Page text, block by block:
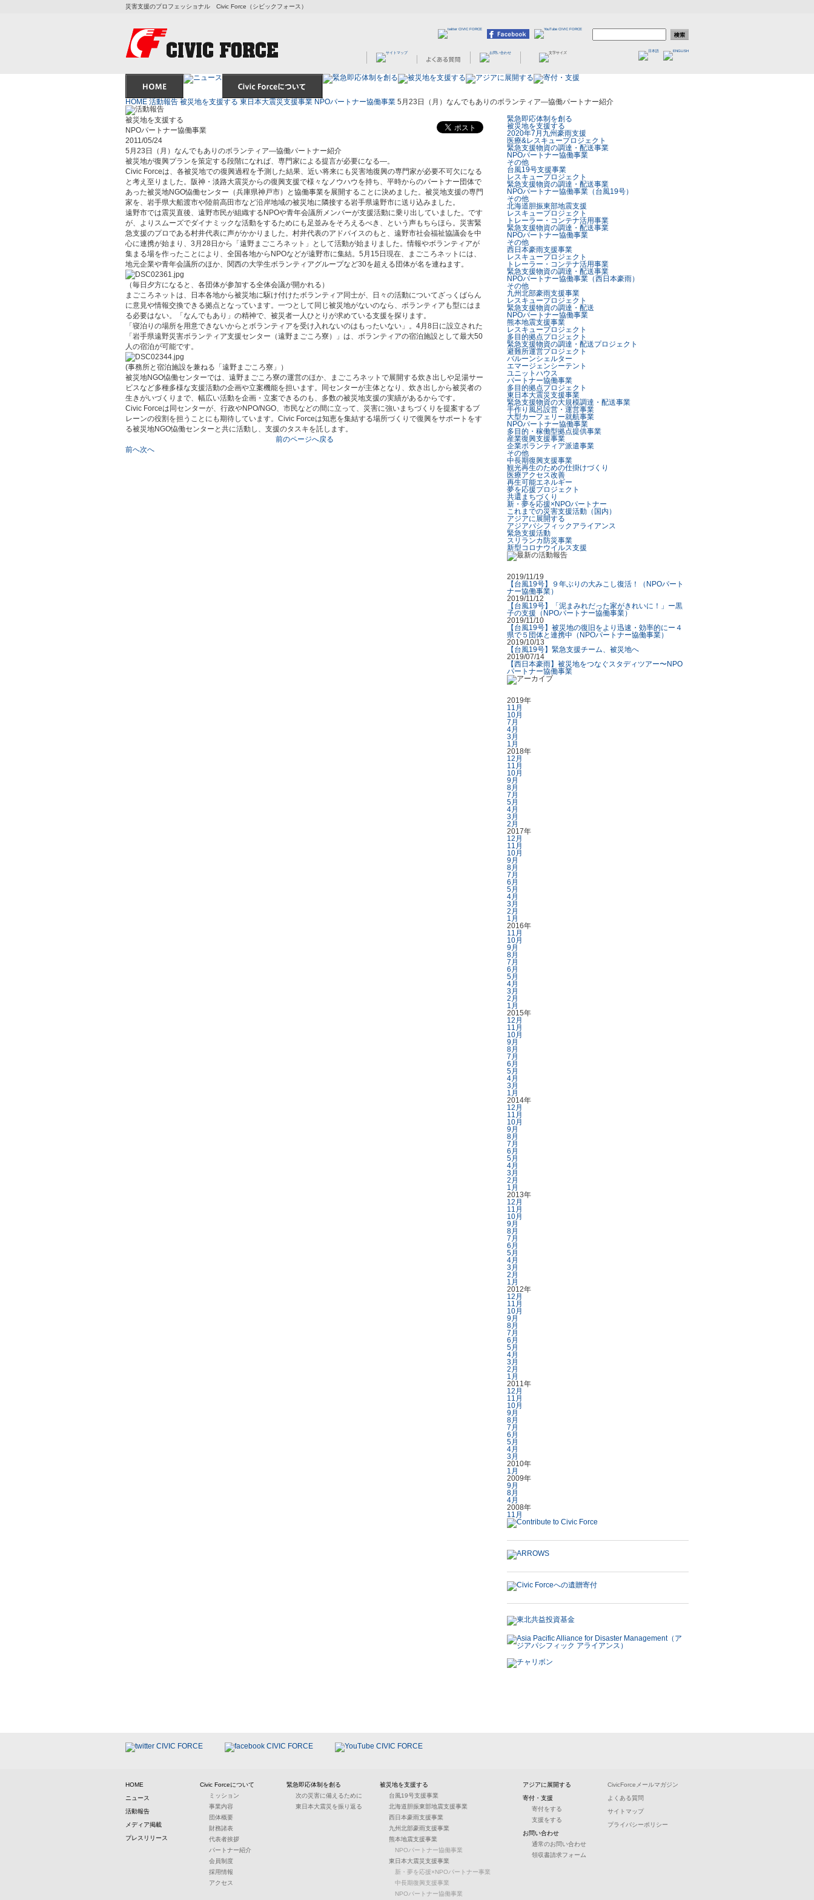
災害支援のプロフェッショナル Civic Force（シビックフォース）
HOME 活動報告 被災地を支援する 東日本大震災支援事業 NPOパートナー協働事業 5月23日（月）なんでもありのボランティア―協働パートナー紹介
被災地を支援する
NPOパートナー協働事業
2011/05/24
5月23日（月）なんでもありのボランティア―協働パートナー紹介
被災地が復興プランを策定する段階になれば、専門家による提言が必要になる―。
Civic Forceは、各被災地での復興過程を予測した結果、近い将来にも災害地復興の専門家が必要不可欠になる
と考え至りました。阪神・淡路大震災からの復興支援で様々なノウハウを持ち、平時からのパートナー団体で
あった被災地NGO恊働センター（兵庫県神戸市）と協働事業を展開することに決めました。被災地支援の専門
家を、岩手県大船渡市や陸前高田市など沿岸地域の被災地に隣接する岩手県遠野市に送り込みました。
遠野市では震災直後、遠野市民が組織するNPOや青年会議所メンバーが支援活動に乗り出していました。です
が、よりスムーズでダイナミックな活動をするためにも足並みをそろえるべき、という声もちらほら。災害緊
急支援のプロである村井代表に声がかかりました。村井代表のアドバイスのもと、遠野市社会福祉協議会を中
心に連携が始まり、3月28日から「遠野まごころネット」として活動が始まりました。情報やボランティアが
集まる場を作ったことにより、全国各地からNPOなどが遠野市に集結。5月15日現在、まごころネットには、
地元企業や青年会議所のほか、関西の大学生ボランティアグループなど30を超える団体が名を連ねます。
（毎日夕方になると、各団体が参加する全体会議が開かれる）
まごころネットは、日本各地から被災地に駆け付けたボランティア同士が、日々の活動についてざっくばらん
に意見や情報交換できる拠点となっています。一つとして同じ被災地がないのなら、ボランティアも型にはま
る必要はない。「なんでもあり」の精神で、被災者一人ひとりが求めている支援を探ります。
「寝泊りの場所を用意できないからとボランティアを受け入れないのはもったいない」。4月8日に設立された
「岩手県遠野災害ボランティア支援センター（遠野まごころ寮）」は、ボランティアの宿泊施設として最大50
人の宿泊が可能です。
(事務所と宿泊施設を兼ねる「遠野まごころ寮」）
被災地NGO恊働センターでは、遠野まごころ寮の運営のほか、まごころネットで展開する炊き出しや足湯サー
ビスなど多種多様な支援活動の企画や立案機能を担います。同センターが主体となり、炊き出しから被災者の
生きがいづくりまで、幅広い活動を企画・立案できるのも、多数の被災地支援の実績があるからです。
Civic Forceは同センターが、行政やNPO/NGO、市民などの間に立って、災害に強いまちづくりを提案するブ
レーンの役割を担うことにも期待しています。Civic Forceは知恵を集結する場所づくりで復興をサポートをす
る被災地NGO恊働センターと共に活動し、支援のタスキを託します。
前のページへ戻る
前へ次へ
緊急即応体制を創る
被災地を支援する
2020年7月九州豪雨支援
医療&レスキュープロジェクト
緊急支援物資の調達・配送事業
NPOパートナー協働事業
その他
台風19号支援事業
レスキュープロジェクト
緊急支援物資の調達・配送事業
NPOパートナー協働事業（台風19号）
その他
北海道胆振東部地震支援
レスキュープロジェクト
トレーラー・コンテナ活用事業
緊急支援物資の調達・配送事業
NPOパートナー協働事業
その他
西日本豪雨支援事業
レスキュープロジェクト
トレーラー・コンテナ活用事業
緊急支援物資の調達・配送事業
NPOパートナー協働事業（西日本豪雨）
その他
九州北部豪雨支援事業
レスキュープロジェクト
緊急支援物資の調達・配送
NPOパートナー協働事業
熊本地震支援事業
レスキュープロジェクト
多目的拠点プロジェクト
緊急支援物資の調達・配送プロジェクト
避難所運営プロジェクト
バルーンシェルター
エマージェンシーテント
ユニットハウス
パートナー協働事業
多目的拠点プロジェクト
東日本大震災支援事業
緊急支援物資の大規模調達・配送事業
手作り風呂設営・運営事業
大型カーフェリー就航事業
NPOパートナー協働事業
多目的・稼働型拠点提供事業
産業復興支援事業
企業ボランティア派遣事業
その他
中長期復興支援事業
観光再生のための仕掛けづくり
医療アクセス改善
再生可能エネルギー
夢を応援プロジェクト
共還まちづくり
新・夢を応援×NPOパートナー
これまでの災害支援活動（国内）
アジアに展開する
アジアパシフィックアライアンス
緊急支援活動
スリランカ防災事業
新型コロナウイルス支援
2019/11/19
【台風19号】９年ぶりの大みこし復活！（NPOパート
ナー協働事業）
2019/11/12
【台風19号】「泥まみれだった家がきれいに！」ー黒
子の支援（NPOパートナー協働事業）
2019/11/10
【台風19号】被災地の復旧をより迅速・効率的にー４
県で５団体と連携中（NPOパートナー協働事業）
2019/10/13
【台風19号】緊急支援チーム、被災地へ
2019/07/14
【西日本豪雨】被災地をつなぐスタディツアー〜NPO
パートナー協働事業
2019年
11月
10月
7月
4月
3月
1月
2018年
12月
11月
10月
9月
8月
7月
5月
4月
3月
2月
2017年
12月
11月
10月
9月
8月
7月
6月
5月
4月
3月
2月
1月
2016年
11月
10月
9月
8月
7月
6月
5月
4月
3月
2月
1月
2015年
12月
11月
10月
9月
8月
7月
6月
5月
4月
3月
1月
2014年
12月
11月
10月
9月
8月
7月
6月
5月
4月
3月
2月
1月
2013年
12月
11月
10月
9月
8月
7月
6月
5月
4月
3月
2月
1月
2012年
12月
11月
10月
9月
8月
7月
6月
5月
4月
3月
2月
1月
2011年
12月
11月
10月
9月
8月
7月
6月
5月
4月
3月
2010年
1月
2009年
9月
8月
4月
2008年
11月
HOME
ニュース
活動報告
メディア掲載
プレスリリース
Civic Forceについて
ミッション
事業内容
団体概要
財務諸表
代表者挨拶
パートナー紹介
会員制度
採用情報
アクセス
緊急即応体制を創る
次の災害に備えるために
東日本大震災を振り返る
被災地を支援する
台風19号支援事業
北海道胆振東部地震支援事業
西日本豪雨支援事業
九州北部豪雨支援事業
熊本地震支援事業
NPOパートナー協働事業
東日本大震災支援事業
新・夢を応援×NPOパートナー事業
中長期復興支援事業
NPOパートナー協働事業
アジアに展開する
寄付・支援
寄付をする
支援をする
お問い合わせ
通常のお問い合わせ
領収書請求フォーム
CivicForceメールマガジン
よくある質問
サイトマップ
プライバシーポリシー